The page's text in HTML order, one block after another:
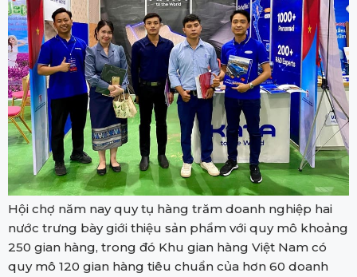
Hội chợ năm nay quy tụ hàng trăm doanh nghiệp hai
nước trưng bày giới thiệu sản phẩm với quy mô khoảng
250 gian hàng, trong đó Khu gian hàng Việt Nam có
quy mô 120 gian hàng tiêu chuẩn của hơn 60 doanh